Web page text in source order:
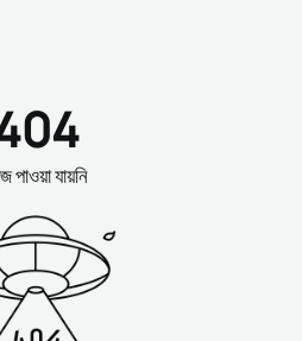
পাওয়া যায়নি